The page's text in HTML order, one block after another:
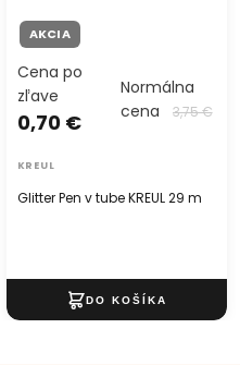
AKCIA
Glitter Pen v tube KREUL 29 m
Cena po
zľave
0,70 €
Normálna
cena
3,75 €
KREUL